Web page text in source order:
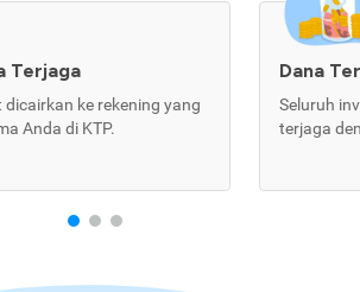
Terjaga
ke rekening yang
Anda di KTP.
Dana
Seluruh
terjaga